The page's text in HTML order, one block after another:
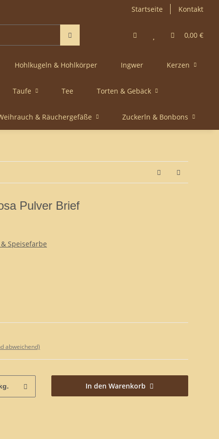
Startseite Kontakt
0,00 €
Hohlkugeln & Hohlkörper Ingwer Kerzen
Taufe Tee Torten & Gebäck
& Räuchergefäße Zuckerln & Bonbons
Pulver Brief
Speisefarbe
abweichend)
In den Warenkorb